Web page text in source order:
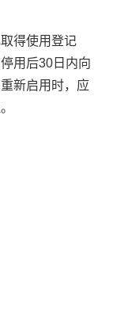
得使用登记
用后30日内向
新启用时，应